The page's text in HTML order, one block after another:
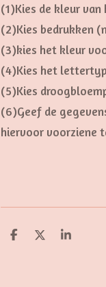
(1)Kies de kleur van
(2)Kies bedrukken
(3)kies het kleur
(4)Kies het
(5)Kies
(6)Geef de
hiervoor voorziene
D
D
S